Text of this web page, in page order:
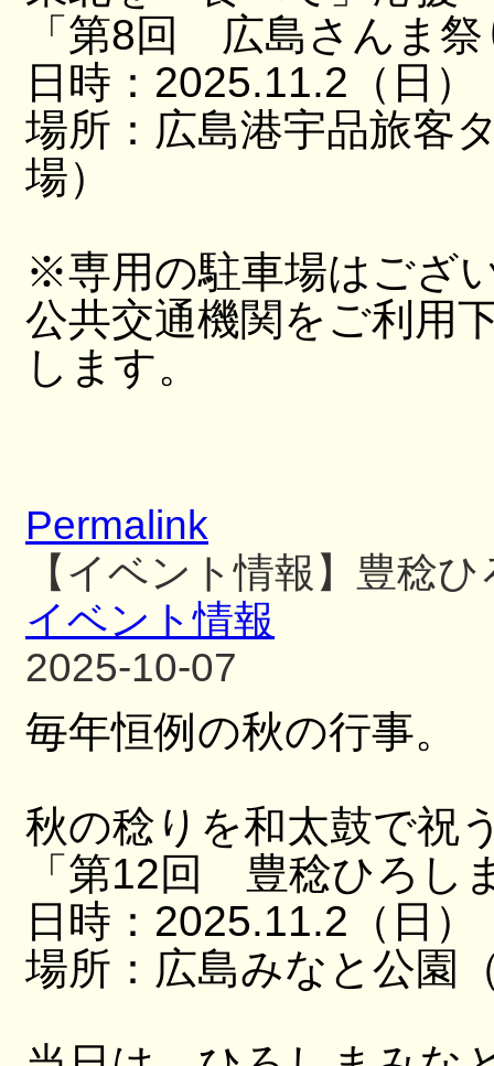
「第8回 広島さんま祭
日時：2025.11.2（日
場所：広島港宇品旅客
場）
※専用の駐車場はござ
公共交通機関をご利用
します。
Permalink
【イベント情報】豊稔
イベント情報
2025-10-07
毎年恒例の秋の行事。
秋の稔りを和太鼓で祝
「第12回 豊稔ひろし
日時：2025.11.2（日
場所：広島みなと公園